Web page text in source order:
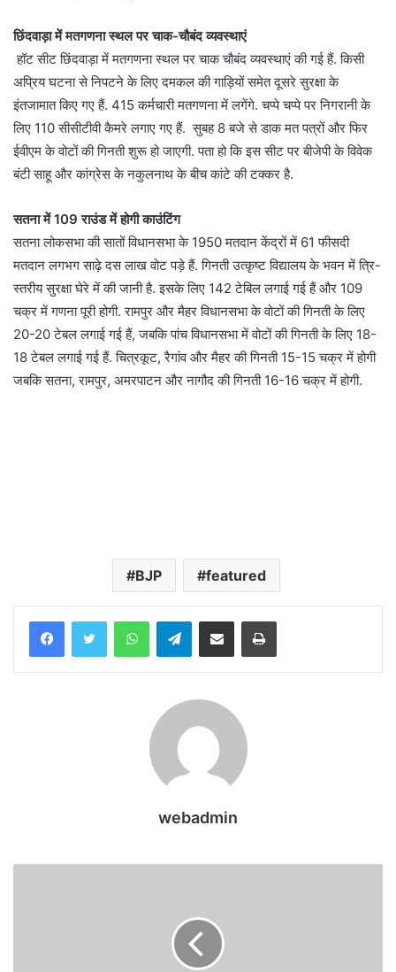
छिंदवाड़ा में मतगणना स्थल पर चाक-चौबंद व्यवस्थाएं
हॉट सीट छिंदवाड़ा में मतगणना स्थल पर चाक चौबंद व्यवस्थाएं की गई हैं. किसी
अप्रिय घटना से निपटने के लिए दमकल की गाड़ियों समेत दूसरे सुरक्षा के
इंतजामात किए गए हैं. 415 कर्मचारी मतगणना में लगेंगे. चप्पे चप्पे पर निगरानी के
लिए 110 सीसीटीवी कैमरे लगाए गए हैं. सुबह 8 बजे से डाक मत पत्रों और फिर
ईवीएम के वोटों की गिनती शुरू हो जाएगी. पता हो कि इस सीट पर बीजेपी के विवेक
बंटी साहू और कांग्रेस के नकुलनाथ के बीच कांटे की टक्कर है.
सतना में 109 राउंड में होगी काउंटिंग
सतना लोकसभा की सातों विधानसभा के 1950 मतदान केंद्रों में 61 फीसदी
मतदान लगभग साढ़े दस लाख वोट पड़े हैं. गिनती उत्कृष्ट विद्यालय के भवन में त्रि-
स्तरीय सुरक्षा घेरे में की जानी है. इसके लिए 142 टेबिल लगाई गई हैं और 109
चक्र में गणना पूरी होगी. रामपुर और मैहर विधानसभा के वोटों की गिनती के लिए
20-20 टेबल लगाई गई हैं, जबकि पांच विधानसभा में वोटों की गिनती के लिए 18-
18 टेबल लगाई गई हैं. चित्रकूट, रैगांव और मैहर की गिनती 15-15 चक्र में होगी
जबकि सतना, रामपुर, अमरपाटन और नागौद की गिनती 16-16 चक्र में होगी.
BJP featured
WhatsAppTelegramShare via Email Print
webadmin